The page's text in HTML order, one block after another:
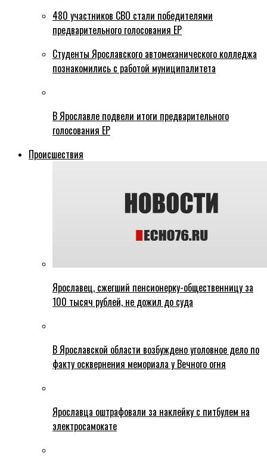
480 участников СВО стали победителями
предварительного голосования ЕР
Студенты Ярославского автомеханического колледжа
познакомились с работой муниципалитета
В Ярославле подвели итоги предварительного
голосования ЕР
Происшествия
Ярославец, сжегший пенсионерку-общественницу за
100 тысяч рублей, не дожил до суда
В Ярославской области возбуждено уголовное дело по
факту осквернения мемориала у Вечного огня
Ярославца оштрафовали за наклейку с питбулем на
электросамокате